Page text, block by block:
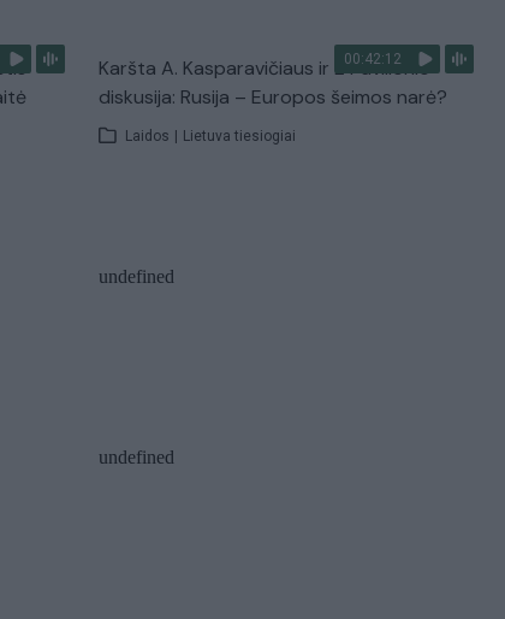
00:42:12
Karšta A. Kasparavičiaus ir Ž Pavilionio
diskusija: Rusija – Europos šeimos narė?
Laidos | Lietuva tiesiogiai